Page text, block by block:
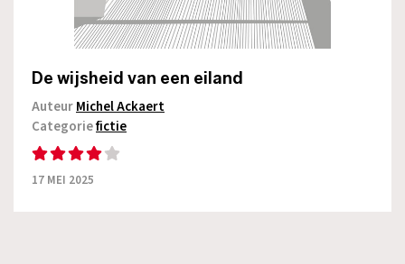
De wijsheid van een eiland
AuteurMichel Ackaert
Categoriefictie
17 MEI 2025